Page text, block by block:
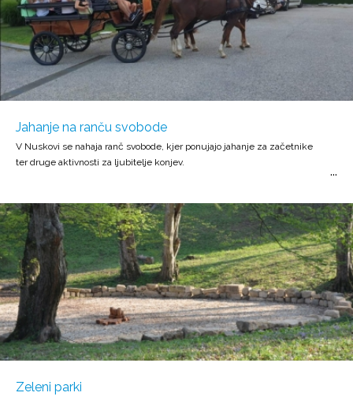
Jahanje na ranču svobode
V Nuskovi se nahaja ranč svobode, kjer ponujajo jahanje za začetnike
ter druge aktivnosti za ljubitelje konjev.
Zeleni parki